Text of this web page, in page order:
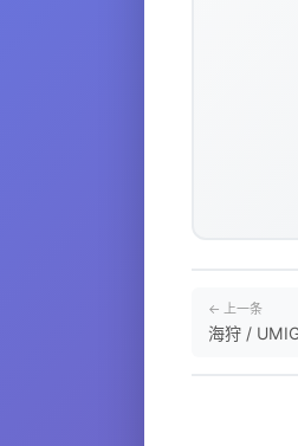
← 上一条
海狩 /